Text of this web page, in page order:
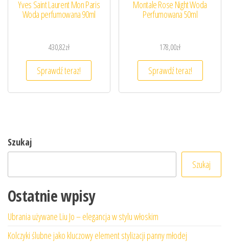
Yves Saint Laurent Mon Paris
Woda perfumowana 90ml
430,82zł
Sprawdź teraz!
Montale Rose Night Woda
Perfumowana 50ml
178,00zł
Sprawdź teraz!
Szukaj
Szukaj
Ostatnie wpisy
Ubrania używane Liu Jo – elegancja w stylu włoskim
Kolczyki ślubne jako kluczowy element stylizacji panny młodej